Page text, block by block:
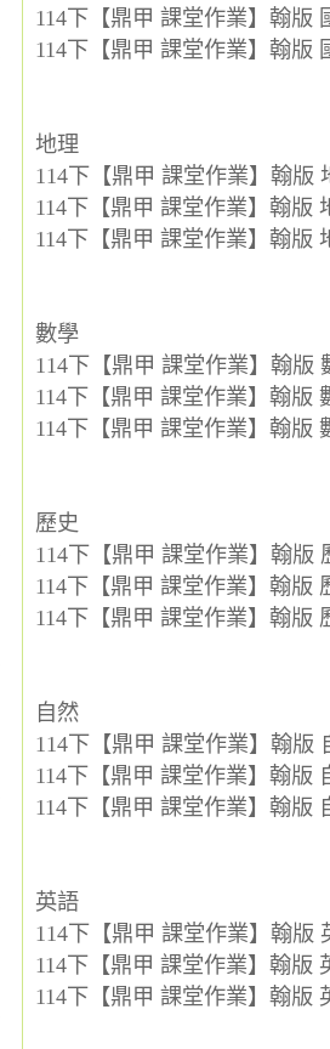
114下【鼎甲 課堂作業】翰版
114下【鼎甲 課堂作業】翰版
地理
114下【鼎甲 課堂作業】翰版
114下【鼎甲 課堂作業】翰版
114下【鼎甲 課堂作業】翰版
數學
114下【鼎甲 課堂作業】翰版
114下【鼎甲 課堂作業】翰版
114下【鼎甲 課堂作業】翰版
歷史
114下【鼎甲 課堂作業】翰版
114下【鼎甲 課堂作業】翰版
114下【鼎甲 課堂作業】翰版
自然
114下【鼎甲 課堂作業】翰版
114下【鼎甲 課堂作業】翰版
114下【鼎甲 課堂作業】翰版
英語
114下【鼎甲 課堂作業】翰版
114下【鼎甲 課堂作業】翰版
114下【鼎甲 課堂作業】翰版